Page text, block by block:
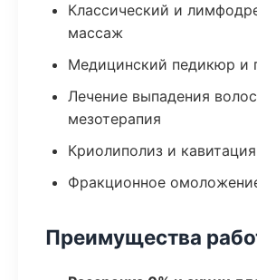
Классический и
массаж
Медицинский педикюр и
Лечение выпадения
мезотерапия
Криолиполиз и кавитация
Фракционное
Преимущества